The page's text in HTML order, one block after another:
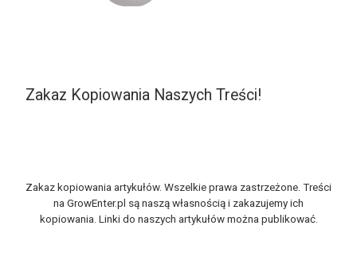
Zakaz Kopiowania Naszych Treści!
Zakaz kopiowania artykułów. Wszelkie prawa zastrzeżone. Treści
na GrowEnter.pl są naszą własnością i zakazujemy ich
kopiowania. Linki do naszych artykułów można publikować.